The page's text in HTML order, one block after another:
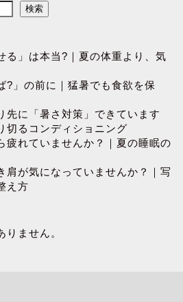
検索
る」は本当?｜夏の体重より、気
?」の前に｜猛暑でも食欲を保
先に「暑さ対策」できています
切るコンディショニング
疲れていませんか？｜夏の睡眠の
肩が気になっていませんか？｜写
え方
ません。